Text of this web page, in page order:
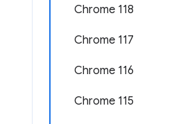
Chrome 118
Chrome 117
Chrome 116
Chrome 115